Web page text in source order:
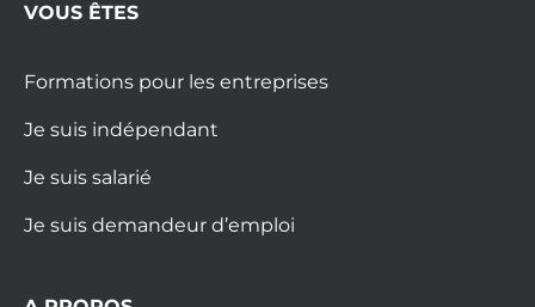
VOUS ÊTES
Formations pour les entreprises
Je suis indépendant
Je suis salarié
Je suis demandeur d’emploi